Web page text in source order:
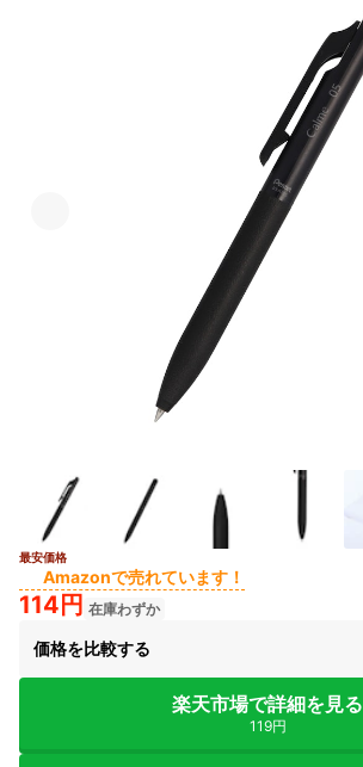
最安価格
Amazonで売れています！
114円 在庫わずか
価格を比較する
楽天市場で詳細を見る
119円